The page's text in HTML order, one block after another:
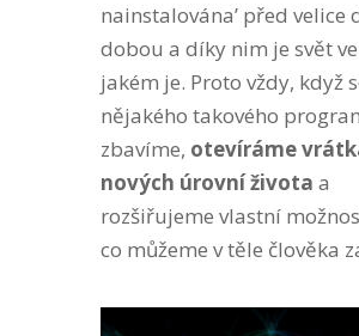
nainstalována’ před velice
dobou a díky nim je svět
jakém je. Proto vždy, když
nějakého takového
zbavíme, otevíráme
nových úrovní života a
rozšiřujeme vlastní
co můžeme v těle člověka